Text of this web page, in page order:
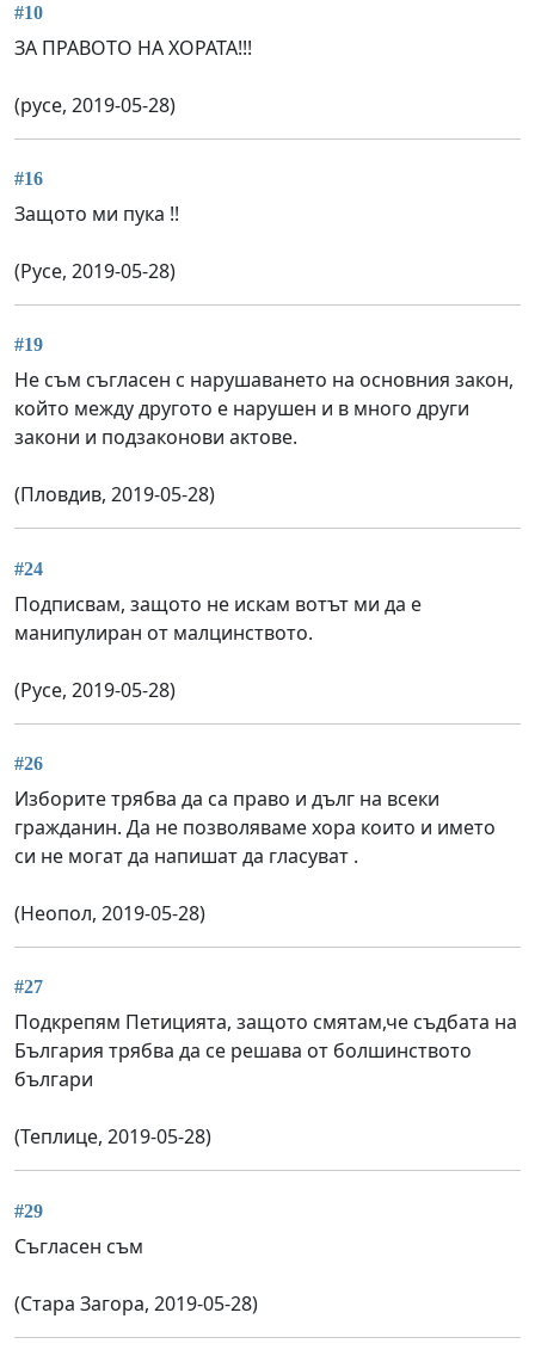
#10
ЗА ПРАВОТО НА ХОРАТА!!!
(русе, 2019-05-28)
#16
Защото ми пука !!
(Русе, 2019-05-28)
#19
Не съм съгласен с нарушаването на основния закон,
който между другото е нарушен и в много други
закони и подзаконови актове.
(Пловдив, 2019-05-28)
#24
Подписвам, защото не искам вотът ми да е
манипулиран от малцинството.
(Русе, 2019-05-28)
#26
Изборите трябва да са право и дълг на всеки
гражданин. Да не позволяваме хора които и името
си не могат да напишат да гласуват .
(Неопол, 2019-05-28)
#27
Подкрепям Петицията, защото смятам,че съдбата на
България трябва да се решава от болшинството
българи
(Теплице, 2019-05-28)
#29
Съгласен съм
(Стара Загора, 2019-05-28)